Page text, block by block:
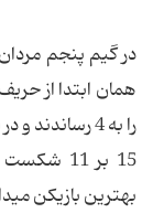
در گیم پنجم
همان ابتدا از
را به 4
15 بر
بهترین بازیکن